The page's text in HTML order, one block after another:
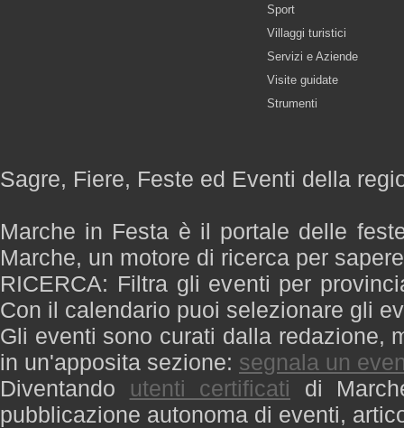
Sport
Villaggi turistici
Servizi e Aziende
Visite guidate
Strumenti
Sagre, Fiere, Feste ed Eventi della
Marche in Festa è il portale delle
Marche, un motore di ricerca per
RICERCA: Filtra gli eventi per
Con il calendario puoi selezionare gli
Gli eventi sono curati dalla redazione,
in un'apposita sezione: segnala un
Diventando utenti certificati di
pubblicazione autonoma di eventi,